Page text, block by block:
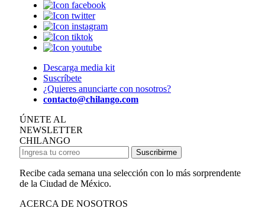
Descarga media kit
Suscríbete
¿Quieres anunciarte con nosotros?
contacto@chilango.com
ÚNETE AL
NEWSLETTER
CHILANGO
Suscribirme
Recibe cada semana una selección con lo más sorprendente
de la Ciudad de México.
ACERCA DE NOSOTROS